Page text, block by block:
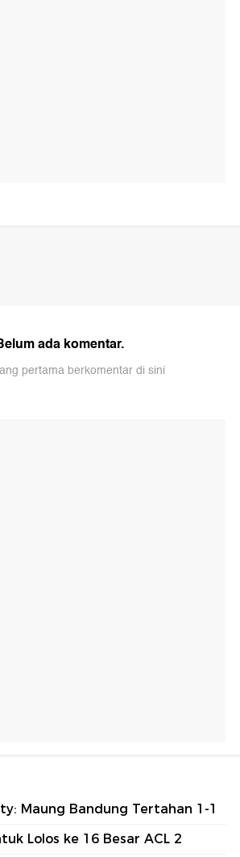
ada komentar.
pertama berkomentar di sini
Maung Bandung Tertahan 1-1
Lolos ke 16 Besar ACL 2